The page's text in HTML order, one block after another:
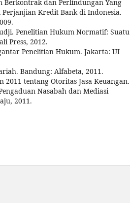
Berkontrak dan Perlindungan Yang
Perjanjian Kredit Bank di Indonesia.
Penelitian Hukum Normatif: Suatu
Press, 2012.
Penelitian Hukum. Jakarta: UI
Bandung: Alfabeta, 2011.
tentang Otoritas Jasa Keuangan.
Nasabah dan Mediasi
2011.